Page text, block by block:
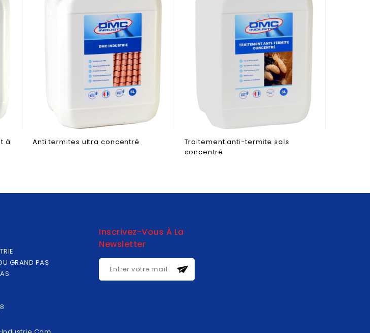
à
Anti termites ultra concentré
Traitement anti-termite sols
concentré
GRAND PAS
Inscrivez-Vous À La
Newsletter